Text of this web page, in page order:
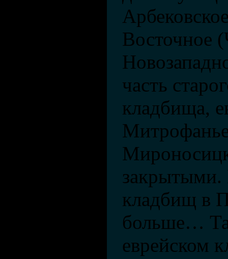
Восточное
часть
кладбища,
кладбищ в
больше…
еврейском